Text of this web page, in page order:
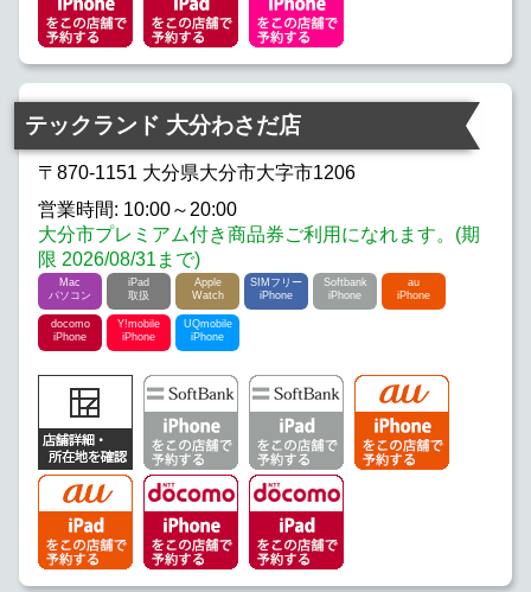
テックランド 大分わさだ店
〒870-1151 大分県大分市大字市1206
営業時間: 10:00～20:00
大分市プレミアム付き商品券ご利用になれます。(期
限 2026/08/31まで)
Mac
パソコン
iPad
取扱
Apple
Watch
SIMフリー
iPhone
Softbank
iPhone
au
iPhone
docomo
iPhone
Y!mobile
iPhone
UQmobile
iPhone